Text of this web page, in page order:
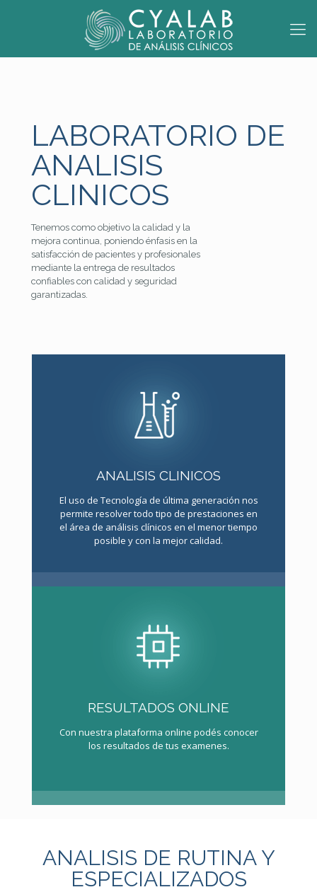
LABORATORIO DE
ANALISIS
CLINICOS
Tenemos como objetivo la calidad y la
mejora continua, poniendo énfasis en la
satisfacción de pacientes y profesionales
mediante la entrega de resultados
confiables con calidad y seguridad
garantizadas.
ANALISIS CLINICOS
El uso de Tecnología de última generación nos
permite resolver todo tipo de prestaciones en
el área de análisis clínicos en el menor tiempo
posible y con la mejor calidad.
RESULTADOS ONLINE
Con nuestra plataforma online podés conocer
los resultados de tus examenes.
ANALISIS DE RUTINA Y
ESPECIALIZADOS